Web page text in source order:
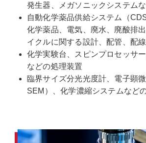
発生器、メガソニックシステムな
自動化学薬品供給システム（
化学薬品、電気、廃水、廃酸排
イクルに関する設計、配管、配
化学実験台、スピンプロセッサ
などの処理装置
臨界サイズ分光光度計、電子顕
SEM）、化学濃縮システムなど